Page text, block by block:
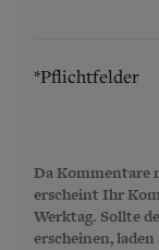
*Pflichtfelder
Da Kommentare
erscheint Ihr
Werktag. Sollte
erscheinen,